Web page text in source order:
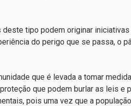
tipo podem originar
do perigo que se passa, o
que é levada a tomar
que podem burlar as leis e
pois uma vez que a